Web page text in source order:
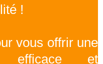
!
vous offrir une
efficace et